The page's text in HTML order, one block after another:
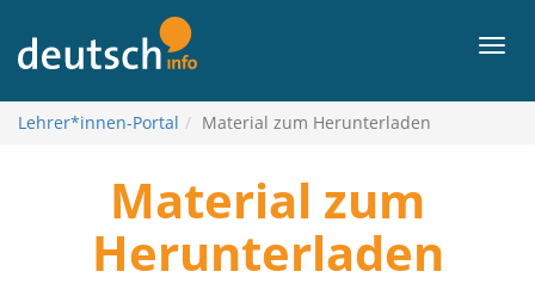
contents
Lehrer*innen-Portal Material zum Herunterladen
Material zum
Herunterladen